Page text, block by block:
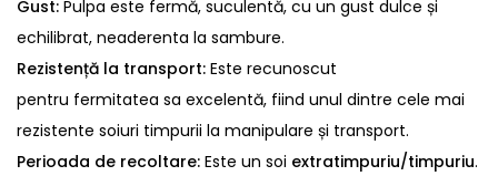
Gust: Pulpa este fermă, suculentă, cu un gust dulce și
echilibrat, neaderenta la sambure.
Rezistență la transport: Este recunoscut
pentru fermitatea sa excelentă, fiind unul dintre cele mai
rezistente soiuri timpurii la manipulare și transport.
Perioada de recoltare: Este un soi extratimpuriu/timpuriu.